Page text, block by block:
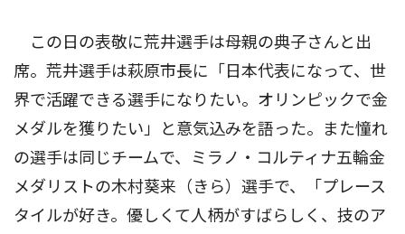
この日の表敬に荒井選手は母親の典子さんと出
席。荒井選手は萩原市長に「日本代表になって、世
界で活躍できる選手になりたい。オリンピックで金
メダルを獲りたい」と意気込みを語った。また憧れ
の選手は同じチームで、ミラノ・コルティナ五輪金
メダリストの木村葵来（きら）選手で、「プレース
タイルが好き。優しくて人柄がすばらしく、技のア